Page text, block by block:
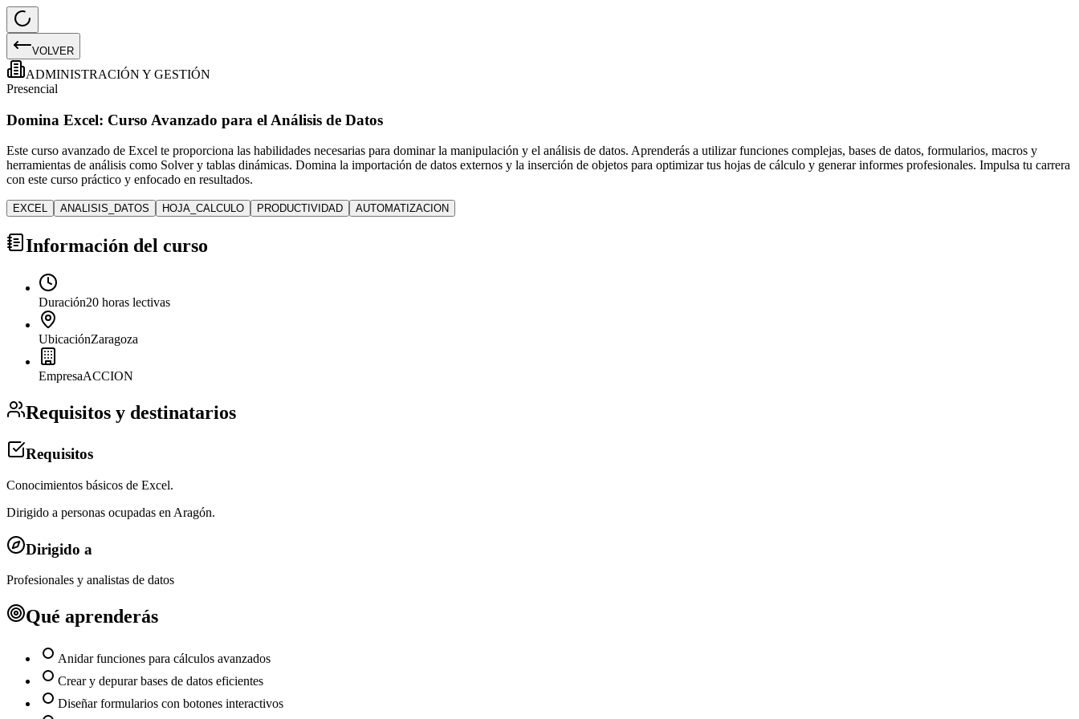
VOLVER
ADMINISTRACIÓN Y GESTIÓN
Presencial
Domina Excel: Curso Avanzado para el Análisis de Datos
Este curso avanzado de Excel te proporciona las habilidades necesarias para dominar la manipulación y el análisis de datos. Aprenderás a utilizar funciones complejas, bases de datos, formularios, macros y
herramientas de análisis como Solver y tablas dinámicas. Domina la importación de datos externos y la inserción de objetos para optimizar tus hojas de cálculo y generar informes profesionales. Impulsa tu carrera
con este curso práctico y enfocado en resultados.
EXCEL ANALISIS_DATOS HOJA_CALCULO PRODUCTIVIDAD AUTOMATIZACION
Información del curso
Duración20 horas lectivas
UbicaciónZaragoza
EmpresaACCION
Requisitos y destinatarios
Requisitos
Conocimientos básicos de Excel.
Dirigido a personas ocupadas en Aragón.
Dirigido a
Profesionales y analistas de datos
Qué aprenderás
Anidar funciones para cálculos avanzados
Crear y depurar bases de datos eficientes
Diseñar formularios con botones interactivos